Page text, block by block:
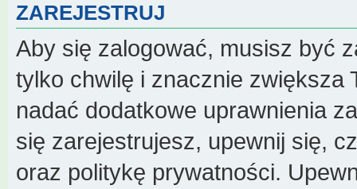
ZAREJESTRUJ
Aby się zalogować, musisz być
tylko chwilę i znacznie zwiększa
nadać dodatkowe uprawnienia
się zarejestrujesz, upewnij się,
oraz politykę prywatności.